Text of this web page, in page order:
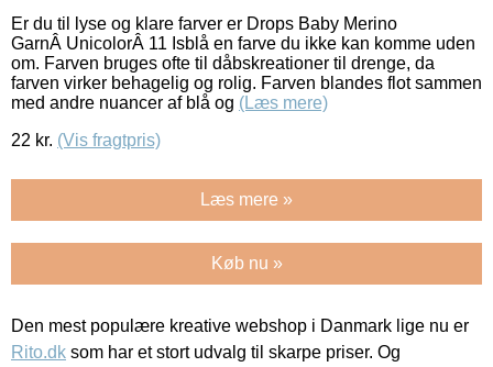
Er du til lyse og klare farver er Drops Baby Merino
GarnÂ UnicolorÂ 11 Isblå en farve du ikke kan komme uden
om. Farven bruges ofte til dåbskreationer til drenge, da
farven virker behagelig og rolig. Farven blandes flot sammen
med andre nuancer af blå og (Læs mere)
22 kr. (Vis fragtpris)
Læs mere »
Køb nu »
Den mest populære kreative webshop i Danmark lige nu er
Rito.dk som har et stort udvalg til skarpe priser. Og